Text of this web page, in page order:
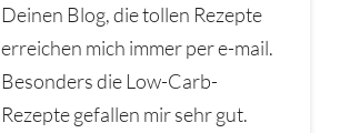
Deinen Blog, die tollen Rezepte
erreichen mich immer per e-mail.
Besonders die Low-Carb-
Rezepte gefallen mir sehr gut.